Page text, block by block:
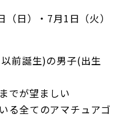
日）・7月1日（火）
前誕生)の男子(出生
でが望ましい
る全てのアマチュアゴ